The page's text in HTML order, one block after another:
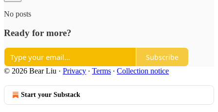
No posts
Ready for more?
Subscribe
© 2026 Bear Liu · Privacy ∙ Terms ∙ Collection notice
Start your Substack